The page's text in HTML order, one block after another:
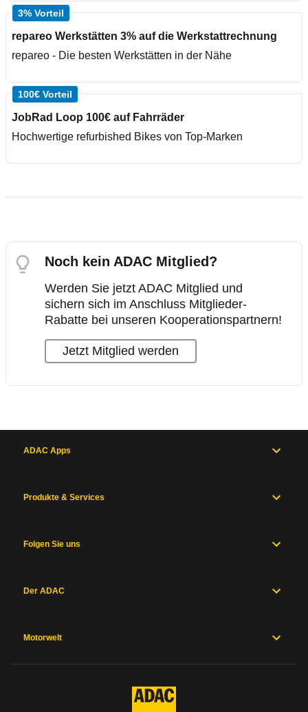
3% Vorteil
repareo Werkstätten 3% auf die Werkstattrechnung
repareo - Die besten Werkstätten in der Nähe
100€ Vorteil
JobRad Loop 100€ auf Fahrräder
Hochwertige refurbished Bikes von Top-Marken
Noch kein ADAC Mitglied?
Werden Sie jetzt ADAC Mitglied und
sichern sich im Anschluss Mitglieder-
Rabatte bei unseren Kooperationspartnern!
Jetzt Mitglied werden
ADAC Apps
Produkte & Services
Folgen Sie uns
Der ADAC
Motorwelt